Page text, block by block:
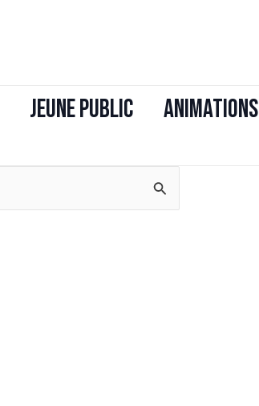
JEUNE PUBLIC ANIMATIONS